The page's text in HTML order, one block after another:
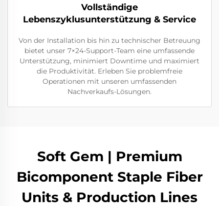
Vollständige
Lebenszyklusunterstützung & Service
Von der Installation bis hin zu technischer Betreuung
bietet unser 7×24-Support-Team eine umfassende
Unterstützung, minimiert Downtime und maximiert
die Produktivität. Erleben Sie problemfreie
Operationen mit unseren umfassenden
Nachverkaufs-Lösungen.
Soft Gem | Premium
Bicomponent Staple Fiber
Units & Production Lines